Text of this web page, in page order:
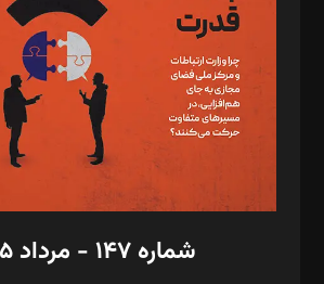
رستمی،مصطفی باستان
ویرایش: نگار استاد‌‌آقا
طراح یونیفرم: مجید توکلی
فیلمبرداری و عکاسی: امیر شفیعی، مانی لطفی زاده
گرافیک و صفحه‌آرایی: سید‌سبحان‌علی ثابت
مد‌یر توسعه تجاری: کامبیز برید‌
امور مالی: شاپور رهبری، محمد‌ کاظمی‌نیا
شماره ۱۴۷ - مرداد ۱۴۰۵